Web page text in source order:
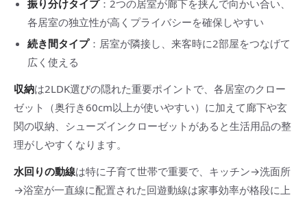
振り分けタイプ：2つの居室が廊下を挟んで向かい合い、
各居室の独立性が高くプライバシーを確保しやすい
続き間タイプ：居室が隣接し、来客時に2部屋をつなげて
広く使える
収納は2LDK選びの隠れた重要ポイントで、各居室のクロー
ゼット（奥行き60cm以上が使いやすい）に加えて廊下や玄
関の収納、シューズインクローゼットがあると生活用品の整
理がしやすくなります。
水回りの動線は特に子育て世帯で重要で、キッチン→洗面所
→浴室が一直線に配置された回遊動線は家事効率が格段に上